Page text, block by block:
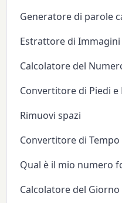
Generatore di parole
Estrattore di Immagini
Calcolatore del
Convertitore di Piedi
Rimuovi spazi
Convertitore di
Qual è il mio numero
Calcolatore del